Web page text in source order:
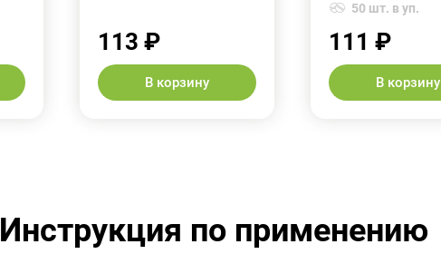
113 ₽
В корзину
50 шт. в уп.
111 ₽
В корзину
Инструкция по применению